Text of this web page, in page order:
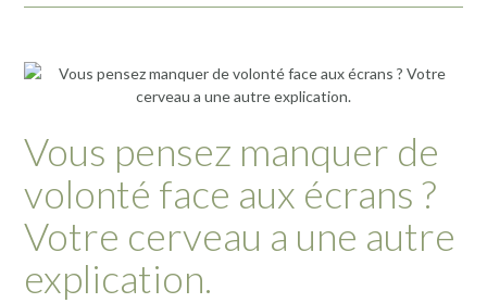
Vous pensez manquer de
volonté face aux écrans ?
Votre cerveau a une autre
explication.